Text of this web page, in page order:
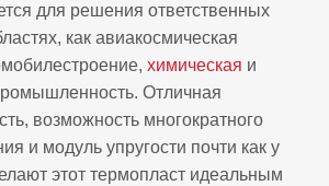
для решения ответственных
как авиакосмическая
химическая и
Отличная
возможность многократного
и модуль упругости почти как у
этот термопласт идеальным